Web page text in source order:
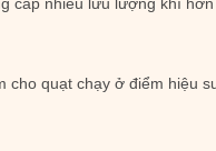
quạt chạy ở điểm hiệu